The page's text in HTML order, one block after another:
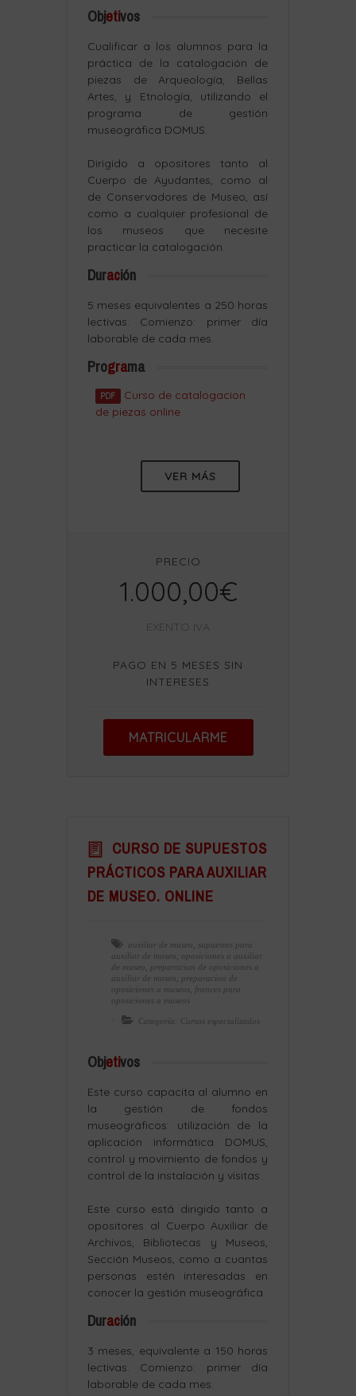
Objetivos
Cualificar a los alumnos para la
práctica de la catalogación de
piezas de Arqueología, Bellas
Artes, y Etnología, utilizando el
programa de gestión
museográfica DOMUS.
Dirigido a opositores tanto al
Cuerpo de Ayudantes, como al
de Conservadores de Museo, así
como a cualquier profesional de
los museos que necesite
practicar la catalogación.
Duración
5 meses equivalentes a 250 horas
lectivas. Comienzo: primer día
laborable de cada mes.
Programa
PDF
Curso de catalogacion
de piezas online
VER MÁS
PRECIO
1.000,00€
EXENTO IVA
PAGO EN 5 MESES SIN
INTERESES
MATRICULARME
CURSO DE SUPUESTOS
PRÁCTICOS PARA AUXILIAR
DE MUSEO. ONLINE
auxiliar de museo
supuestos para
auxiliar de museo
oposiciones a auxiliar
de museo
preparacion de oposiciones a
auxiliar de museo
preparacion de
oposiciones a museos
frances para
oposiciones a museos
Categoría: Cursos especializados
Objetivos
Este curso capacita al alumno en
la gestión de fondos
museográficos: utilización de la
aplicación informática DOMUS,
control y movimiento de fondos y
control de la instalación y visitas.
Este curso está dirigido tanto a
opositores al Cuerpo Auxiliar de
Archivos, Bibliotecas y Museos,
Sección Museos, como a cuantas
personas estén interesadas en
conocer la gestión museográfica.
Duración
3 meses, equivalente a 150 horas
lectivas. Comienzo: primer día
laborable de cada mes.